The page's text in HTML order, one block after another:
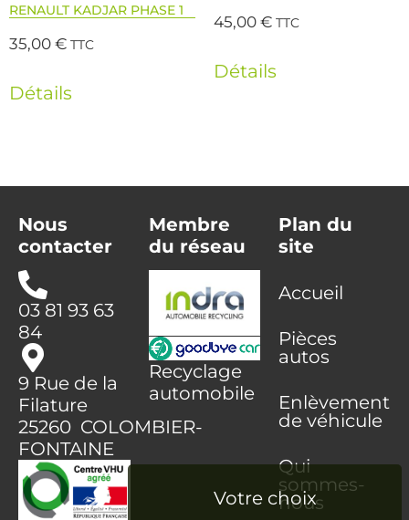
RENAULT KADJAR PHASE 1
35,00€ TTC
Détails
45,00€ TTC
Détails
Nous
contacter
03 81 93 63
84
9 Rue de la
Filature
25260 COLOMBIER-
FONTAINE
Membre
du réseau
Recyclage
automobile
Plan du
site
Accueil
Pièces
autos
Enlèvement
de véhicule
Qui
sommes-
nous